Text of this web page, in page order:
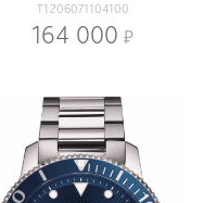
T1206071104100
164 000